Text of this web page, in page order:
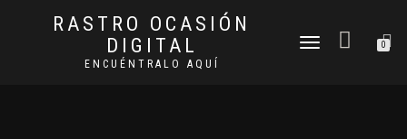
RASTRO OCASIÓN
DIGITAL
ENCUÉNTRALO AQUÍ
CAMBIAR
0